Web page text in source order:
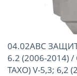
04.02ABC
6.2 (2006-2014) /
ТАХО) V-5,3;